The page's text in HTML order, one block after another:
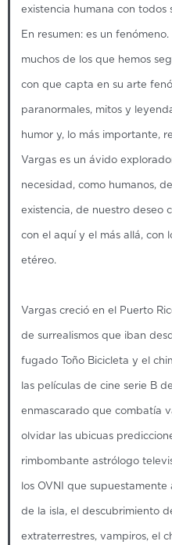
existencia humana con todos
En resumen: es un
muchos de los que hemos
con que capta en su arte
paranormales, mitos y
humor y, lo más importante,
Vargas es un ávido
necesidad, como humanos,
existencia, de nuestro deseo
con el aquí y el más allá, con
etéreo.
Vargas creció en el Puerto
de surrealismos que iban
fugado Toño Bicicleta y el
las películas de cine serie B
enmascarado que combatía
olvidar las ubicuas
rimbombante astrólogo
los OVNI que
de la isla, el descubrimiento
extraterrestres, vampiros, el